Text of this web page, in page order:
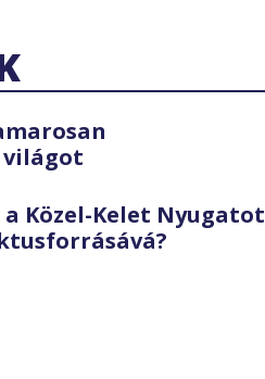
Közel-Kelet Nyugatot